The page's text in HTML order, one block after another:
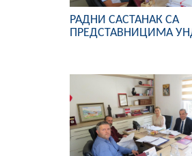
РАДНИ САСТАНАК СА
ПРЕДСТАВНИЦИМА